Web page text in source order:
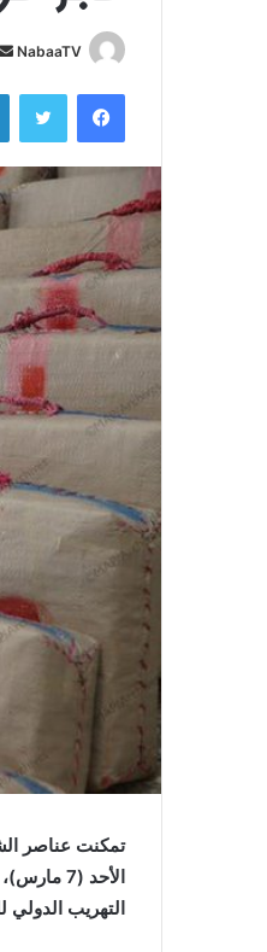
NabaaTV
فيسبوك
تمكنت عناصر
الأحد
التهريب الدولي